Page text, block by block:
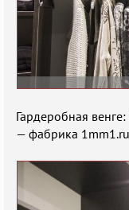
Гардеробная
— фабрика 1mm1.ru